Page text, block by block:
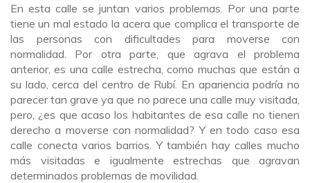
En esta calle se juntan varios problemas. Por una parte
tiene un mal estado la acera que complica el transporte de
las personas con dificultades para moverse con
normalidad. Por otra parte, que agrava el problema
anterior, es una calle estrecha, como muchas que están a
su lado, cerca del centro de Rubí. En apariencia podría no
parecer tan grave ya que no parece una calle muy visitada,
pero, ¿es que acaso los habitantes de esa calle no tienen
derecho a moverse con normalidad? Y en todo caso esa
calle conecta varios barrios. Y también hay calles mucho
más visitadas e igualmente estrechas que agravan
determinados problemas de movilidad.